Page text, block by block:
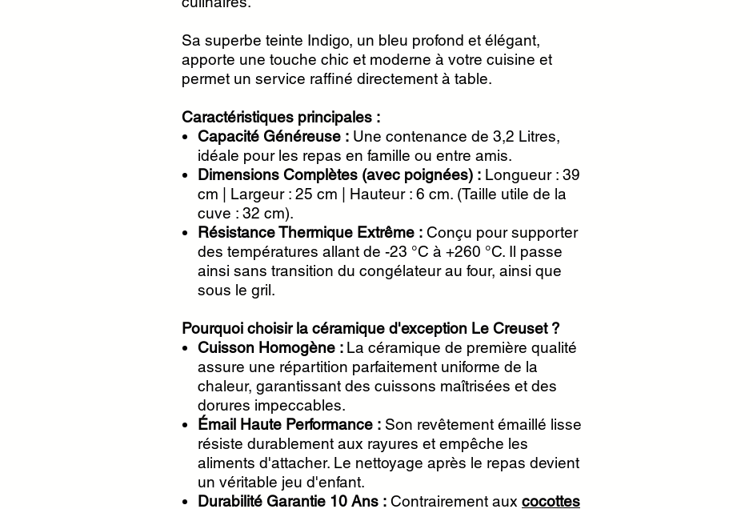
Sa superbe teinte Indigo, un bleu profond et élégant,
apporte une touche chic et moderne à votre cuisine et
permet un service raffiné directement à table.
Caractéristiques principales :
Capacité Généreuse : Une contenance de 3,2 Litres,
idéale pour les repas en famille ou entre amis.
Dimensions Complètes (avec poignées) : Longueur : 39
cm | Largeur : 25 cm | Hauteur : 6 cm. (Taille utile de la
cuve : 32 cm).
Résistance Thermique Extrême : Conçu pour supporter
des températures allant de -23 °C à +260 °C. Il passe
ainsi sans transition du congélateur au four, ainsi que
sous le gril.
Pourquoi choisir la céramique d'exception Le Creuset ?
Cuisson Homogène : La céramique de première qualité
assure une répartition parfaitement uniforme de la
chaleur, garantissant des cuissons maîtrisées et des
dorures impeccables.
Émail Haute Performance : Son revêtement émaillé lisse
résiste durablement aux rayures et empêche les
aliments d'attacher. Le nettoyage après le repas devient
un véritable jeu d'enfant.
Durabilité Garantie 10 Ans : Contrairement aux cocottes